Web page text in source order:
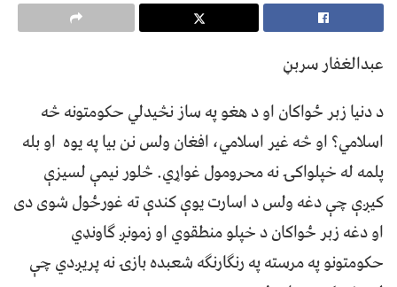
عبدالغفار سربڼ
د دنيا زبر ځواکان او د هغو په ساز نڅيدلي حکومتونه څه
اسلامي؟ او څه غير اسلامي، افغان ولس نن بيا په يوه او بله
پلمه له خپلواکۍ نه محرومول غواړي. څلور نيمې لسيزې
کيږې چې دغه ولس د اسارت يوې کندې ته غورځول شوی دی
او دغه زبر ځواکان د خپلو منطقوي او زمونږ ګاونډي
حکومتونو په مرسته په رنګارنګه شعبده بازۍ نه پريږدي چې